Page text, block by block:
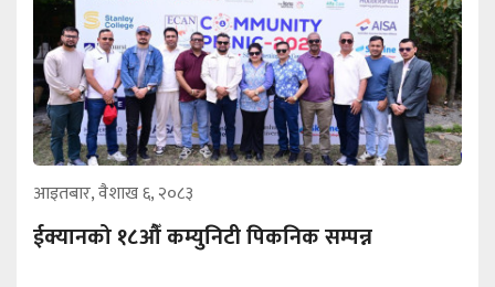
आइतबार, वैशाख ६, २०८३
ईक्यानको १८औँ कम्युनिटी पिकनिक सम्पन्न